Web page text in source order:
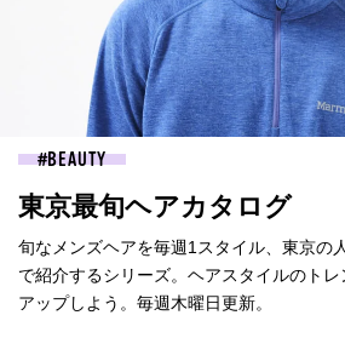
BEAUTY
東京最旬ヘアカタログ
旬なメンズヘアを毎週1スタイル、東京の
で紹介するシリーズ。ヘアスタイルのト
アップしよう。毎週木曜日更新。